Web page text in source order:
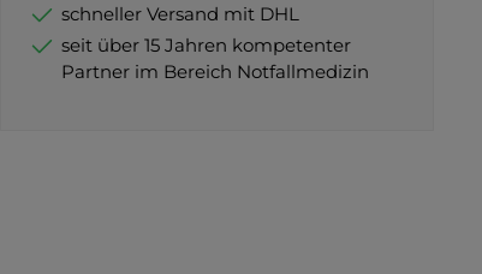
schneller Versand mit DHL
seit über 15 Jahren kompetenter
Partner im Bereich Notfallmedizin